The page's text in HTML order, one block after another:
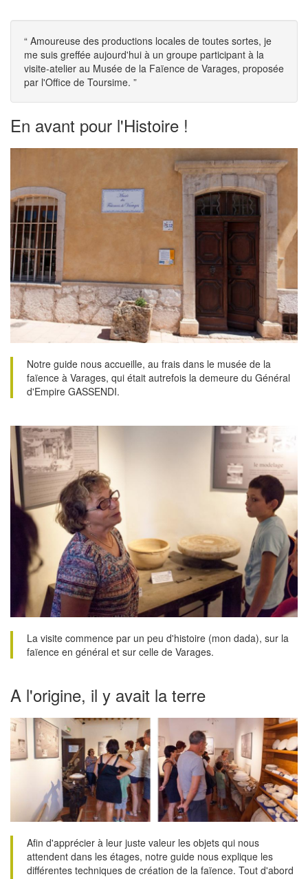
“ Amoureuse des productions locales de toutes sortes, je
me suis greffée aujourd'hui à un groupe participant à la
visite-atelier au Musée de la Faïence de Varages, proposée
par l'Office de Toursime. ”
En avant pour l'Histoire !
Notre guide nous accueille, au frais dans le musée de la
faïence à Varages, qui était autrefois la demeure du Général
d'Empire GASSENDI.
La visite commence par un peu d'histoire (mon dada), sur la
faïence en général et sur celle de Varages.
A l'origine, il y avait la terre
Afin d'apprécier à leur juste valeur les objets qui nous
attendent dans les étages, notre guide nous explique les
différentes techniques de création de la faïence. Tout d'abord